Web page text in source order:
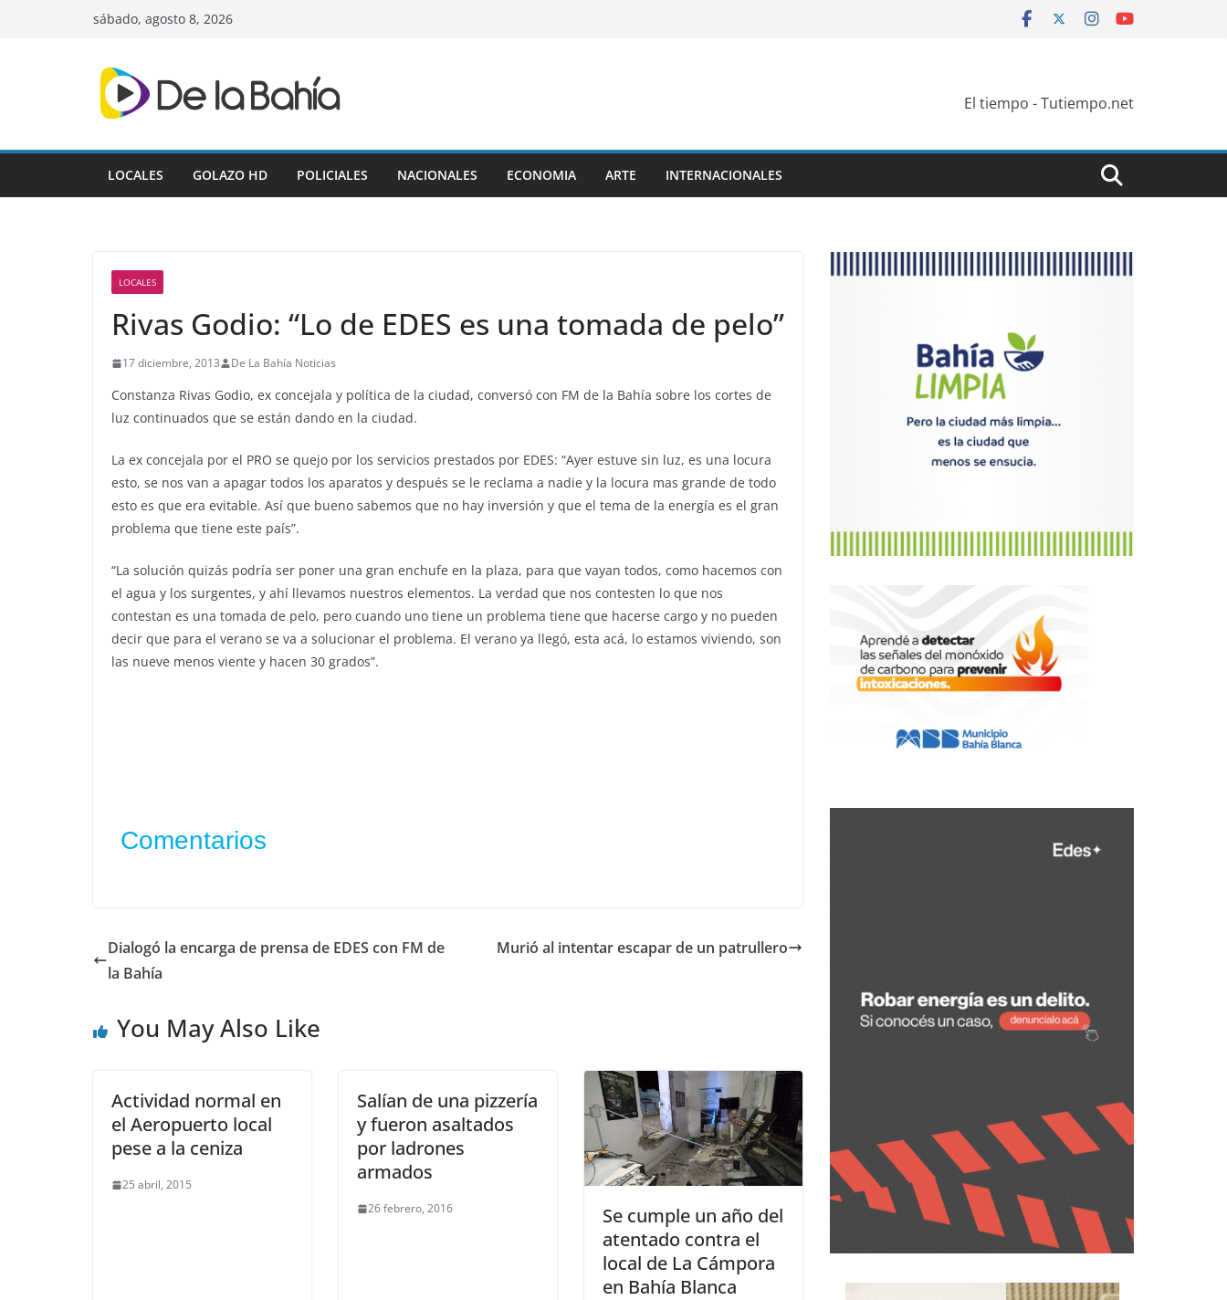
sábado, agosto 8, 2026
El tiempo - Tutiempo.net
LOCALES GOLAZO HD POLICIALES NACIONALES ECONOMIA ARTE INTERNACIONALES
LOCALES
Rivas Godio: “Lo de EDES es una tomada de pelo”
17 diciembre, 2013 De La Bahía Noticias
Constanza Rivas Godio, ex concejala y política de la ciudad, conversó con FM de la Bahía sobre los cortes de
luz continuados que se están dando en la ciudad.
La ex concejala por el PRO se quejo por los servicios prestados por EDES: “Ayer estuve sin luz, es una locura
esto, se nos van a apagar todos los aparatos y después se le reclama a nadie y la locura mas grande de todo
esto es que era evitable. Así que bueno sabemos que no hay inversión y que el tema de la energía es el gran
problema que tiene este país”.
“La solución quizás podría ser poner una gran enchufe en la plaza, para que vayan todos, como hacemos con
el agua y los surgentes, y ahí llevamos nuestros elementos. La verdad que nos contesten lo que nos
contestan es una tomada de pelo, pero cuando uno tiene un problema tiene que hacerse cargo y no pueden
decir que para el verano se va a solucionar el problema. El verano ya llegó, esta acá, lo estamos viviendo, son
las nueve menos viente y hacen 30 grados”.
Comentarios
Dialogó la encarga de prensa de EDES con FM de
la Bahía
Murió al intentar escapar de un patrullero
You May Also Like
Actividad normal en
el Aeropuerto local
pese a la ceniza
25 abril, 2015
Salían de una pizzería
y fueron asaltados
por ladrones
armados
26 febrero, 2016
Se cumple un año del
atentado contra el
local de La Cámpora
en Bahía Blanca